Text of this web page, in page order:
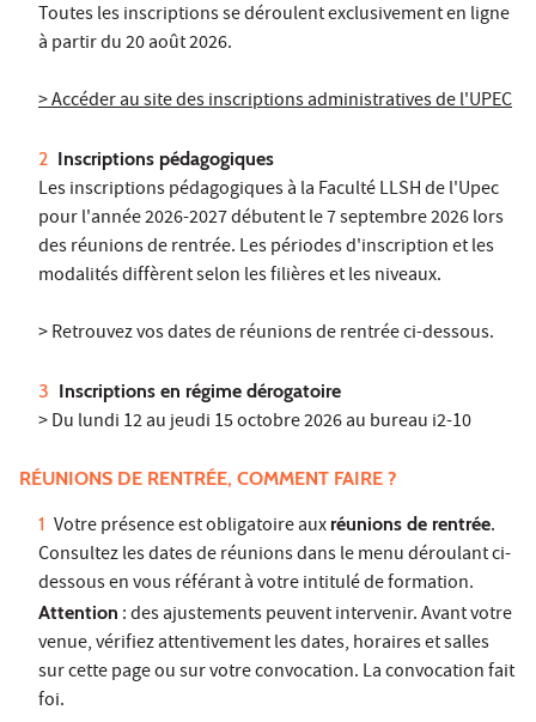
Toutes les inscriptions se déroulent exclusivement en ligne
à partir du 20 août 2026.
> Accéder au site des inscriptions administratives de l'UPEC
Inscriptions pédagogiques
Les inscriptions pédagogiques à la Faculté LLSH de l'Upec
pour l'année 2026-2027 débutent le 7 septembre 2026 lors
des réunions de rentrée. Les périodes d'inscription et les
modalités diffèrent selon les filières et les niveaux.
> Retrouvez vos dates de réunions de rentrée ci-dessous.
Inscriptions en régime dérogatoire
> Du lundi 12 au jeudi 15 octobre 2026 au bureau i2-10
RÉUNIONS DE RENTRÉE, COMMENT FAIRE ?
Votre présence est obligatoire aux réunions de rentrée.
Consultez les dates de réunions dans le menu déroulant ci-
dessous en vous référant à votre intitulé de formation.
Attention : des ajustements peuvent intervenir. Avant votre
venue, vérifiez attentivement les dates, horaires et salles
sur cette page ou sur votre convocation. La convocation fait
foi.